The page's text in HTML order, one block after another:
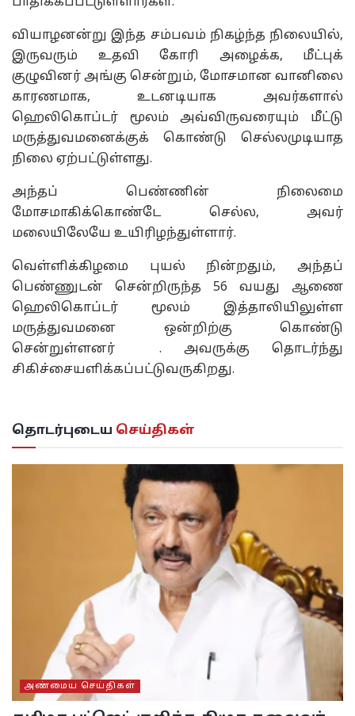
வியாழனன்று இந்த சம்பவம் நிகழ்ந்த நிலையில்,
இருவரும் உதவி கோரி அழைக்க, மீட்புக்
குழுவினர் அங்கு சென்றும், மோசமான வானிலை
காரணமாக, உடனடியாக அவர்களால்
ஹெலிகொப்டர் மூலம் அவ்விருவரையும் மீட்டு
மருத்துவமனைக்குக் கொண்டு செல்லமுடியாத
நிலை ஏற்பட்டுள்ளது.
அந்தப் பெண்ணின் நிலைமை
மோசமாகிக்கொண்டே செல்ல, அவர்
மலையிலேயே உயிரிழந்துள்ளார்.
வெள்ளிக்கிழமை புயல் நின்றதும், அந்தப்
பெண்ணுடன் சென்றிருந்த 56 வயது ஆணை
ஹெலிகொப்டர் மூலம் இத்தாலியிலுள்ள
மருத்துவமனை ஒன்றிற்கு கொண்டு
சென்றுள்ளனர் . அவருக்கு தொடர்ந்து
சிகிச்சையளிக்கப்பட்டுவருகிறது.
தொடர்புடைய செய்திகள்
அண்மைய செய்திகள்